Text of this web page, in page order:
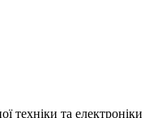
техніки та електроніки